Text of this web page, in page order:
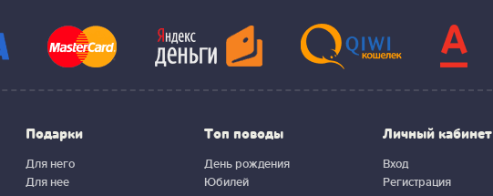
Подарки
Для него
Для нее
Топ поводы
День рождения
Юбилей
Личный кабинет
Вход
Регистрация